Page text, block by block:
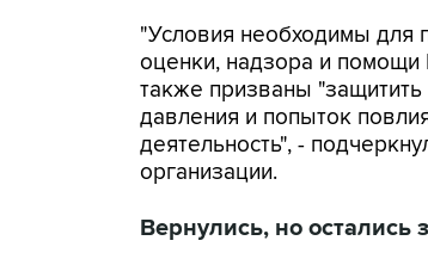
"Условия необходимы для
оценки, надзора и
также призваны
давления и попыток
деятельность", -
организации.
Вернулись, но остались